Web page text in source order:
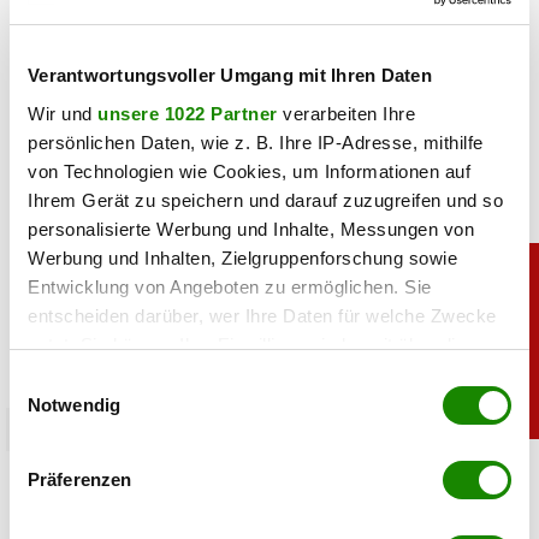
Verantwortungsvoller Umgang mit Ihren Daten
Wir und unsere 1022 Partner verarbeiten Ihre
persönlichen Daten, wie z. B. Ihre IP-Adresse, mithilfe
von Technologien wie Cookies, um Informationen auf
Ihrem Gerät zu speichern und darauf zuzugreifen und so
personalisierte Werbung und Inhalte, Messungen von
Werbung und Inhalten, Zielgruppenforschung sowie
Entwicklung von Angeboten zu ermöglichen. Sie
entscheiden darüber, wer Ihre Daten für welche Zwecke
nutzt. Sie können Ihre Einwilligung jederzeit über die
Trigger Symbol ändern oder widerrufen
Informationen über Ihre geografische Lage
Notwendig
Präferenzen
teilen
moments GEWINNSPIEL Jacques Lemans